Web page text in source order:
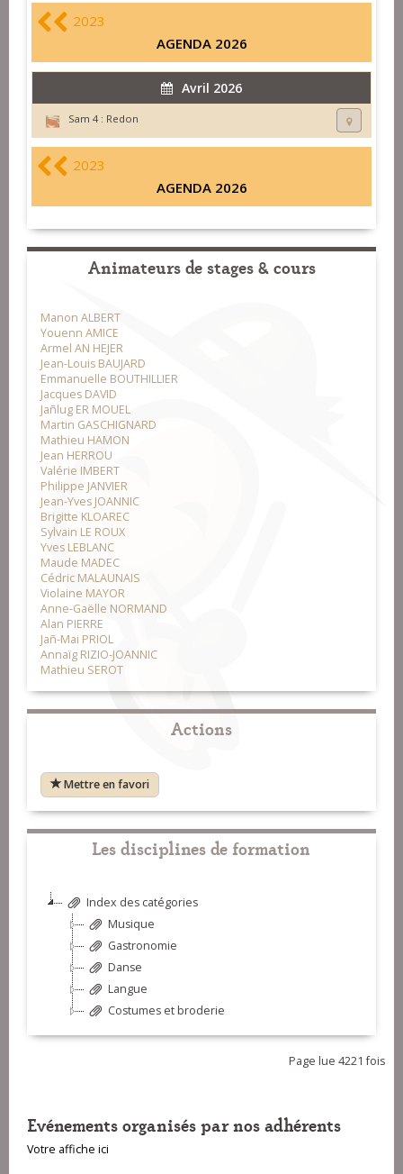
2023
AGENDA 2026
Avril 2026
Sam 4 : Redon
2023
AGENDA 2026
Animateurs de stages & cours
Manon ALBERT
Youenn AMICE
Armel AN HEJER
Jean-Louis BAUJARD
Emmanuelle BOUTHILLIER
Jacques DAVID
Jañlug ER MOUEL
Martin GASCHIGNARD
Mathieu HAMON
Jean HERROU
Valérie IMBERT
Philippe JANVIER
Jean-Yves JOANNIC
Brigitte KLOAREC
Sylvain LE ROUX
Yves LEBLANC
Maude MADEC
Cédric MALAUNAIS
Violaine MAYOR
Anne-Gaëlle NORMAND
Alan PIERRE
Jañ-Mai PRIOL
Annaïg RIZIO-JOANNIC
Mathieu SEROT
Actions
Mettre en favori
Les disciplines de formation
Index des catégories
Musique
Gastronomie
Danse
Langue
Costumes et broderie
Page lue 4221 fois
Evénements organisés par nos adhérents
Votre affiche ici